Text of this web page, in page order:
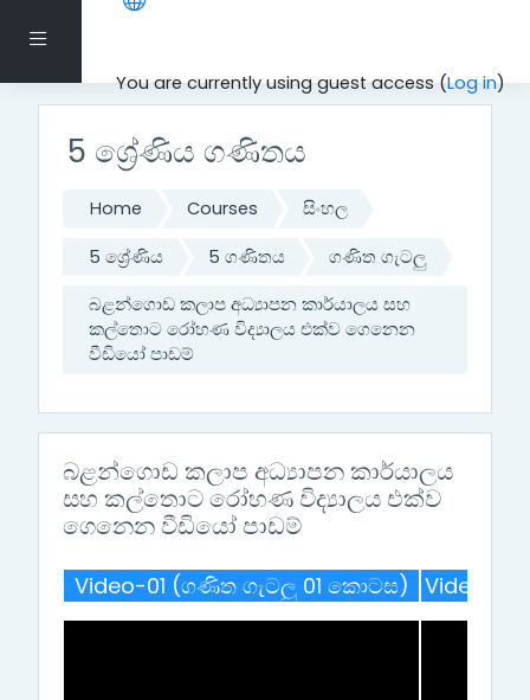
Side panel
You are currently using guest access (Log in)
Skip to main content
5 ශ්‍රේණිය ගණිතය
Home Courses සිංහල
5 ශ්‍රේණිය 5 ගණිතය ගණිත ගැටලු
බළන්ගොඩ කලාප අධ්‍යාපන කාර්යාලය සහ
කල්තොට රෝහණ විද්‍යාලය එක්ව ගෙනෙන
වීඩියෝ පාඩම්
බළන්ගොඩ කලාප අධ්‍යාපන කාර්යාලය
සහ කල්තොට රෝහණ විද්‍යාලය එක්ව
ගෙනෙන වීඩියෝ පාඩම්
Video-01 (ගණිත ගැටලු 01 කොටස) Video-